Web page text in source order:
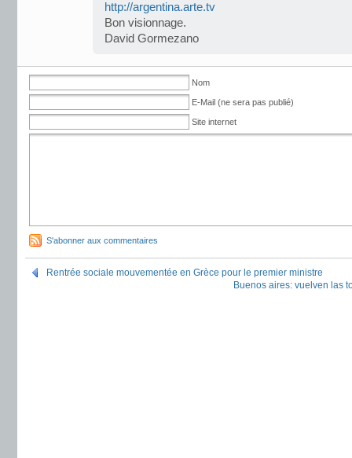
http://argentina.arte.tv
Bon visionnage.
David Gormezano
Nom
E-Mail (ne sera pas publié)
Site internet
S'abonner aux commentaires
Rentrée sociale mouvementée en Grèce pour le premier ministre
Buenos aires: vuelven las